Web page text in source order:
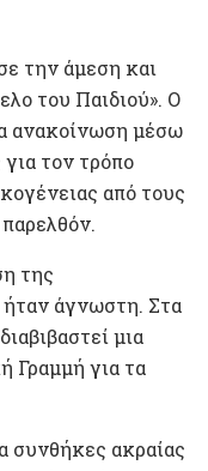
την άμεση και
του Παιδιού». Ο
ανακοίνωση μέσω
τον τρόπο
από τους
της
ήταν άγνωστη. Στα
μια
Γραμμή για τα
συνθήκες ακραίας